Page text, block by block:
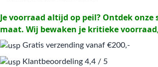
Je voorraad altijd op peil? Ontdek
maat. Wij bewaken je kritieke
Gratis verzending vanaf €200,-
Klantbeoordeling 4,4 / 5